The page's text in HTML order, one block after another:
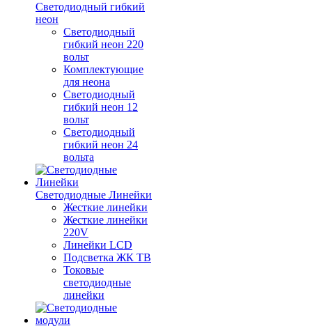
Светодиодный гибкий
неон
Светодиодный
гибкий неон 220
вольт
Комплектующие
для неона
Светодиодный
гибкий неон 12
вольт
Светодиодный
гибкий неон 24
вольта
Светодиодные Линейки
Жесткие линейки
Жесткие линейки
220V
Линейки LCD
Подсветка ЖК ТВ
Токовые
светодиодные
линейки